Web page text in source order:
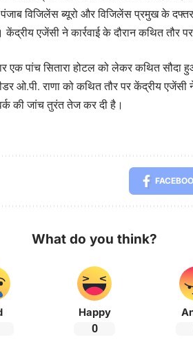
विजिलेंस ब्यूरो और विजिलेंस प्रमुख के
केंद्रीय एजेंसी ने कार्रवाई के दौरान कथित तौर
एक पांच सितारा होटल को लेकर कथित
ओ.पी. राणा को कथित तौर पर केंद्रीय एजेंसी
की जांच तुरंत तेज कर दी है।
What do you think?
Happy
0